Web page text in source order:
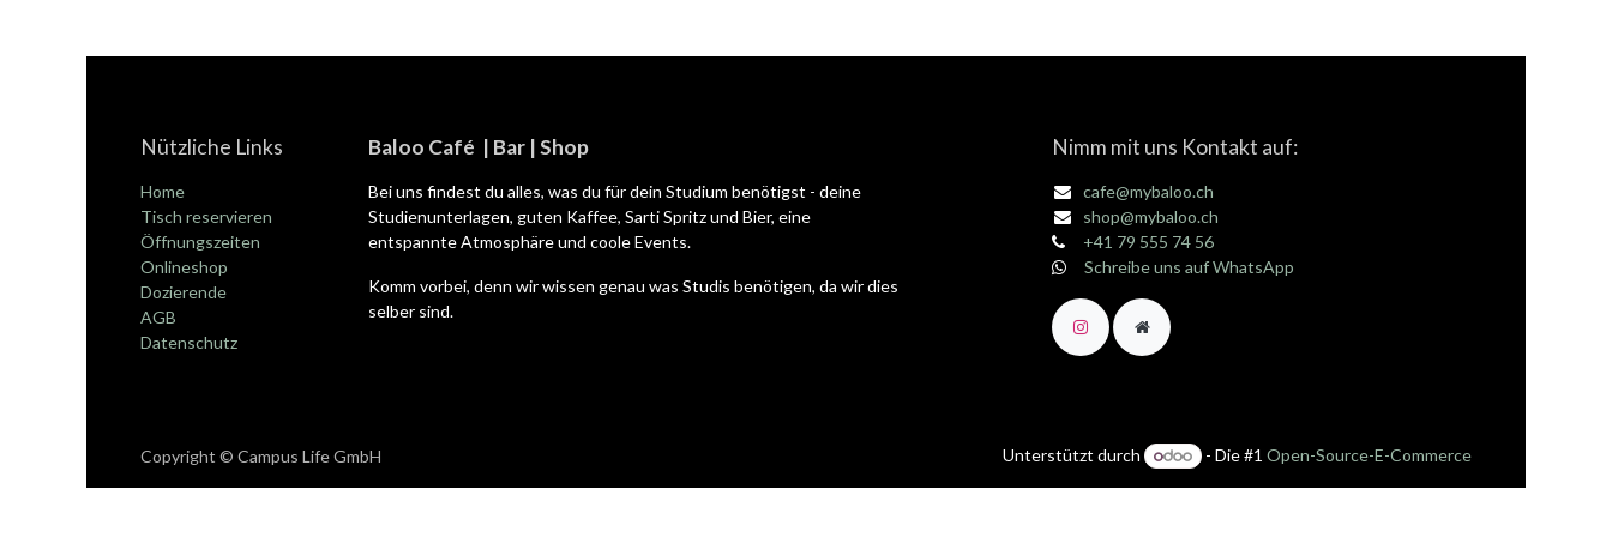
Nützliche Links
Home
Tisch reservieren
Öffnungszeiten
Onlineshop
Dozierende
AGB
Datenschutz
Baloo Café | Bar | Shop
Bei uns findest du alles, was du für dein Studium benötigst - deine
Studienunterlagen, guten Kaffee, Sarti Spritz und Bier, eine
entspannte Atmosphäre und coole Events.
Komm vorbei, denn wir wissen genau was Studis benötigen, da wir dies
selber sind.
Nimm mit uns Kontakt auf:
cafe@mybaloo.ch
shop@mybaloo.ch
+41 79 555 74 56
Schreibe uns auf WhatsApp
Copyright © Campus Life GmbH Unterstützt durch - Die #1 Open-Source-E-Commerce